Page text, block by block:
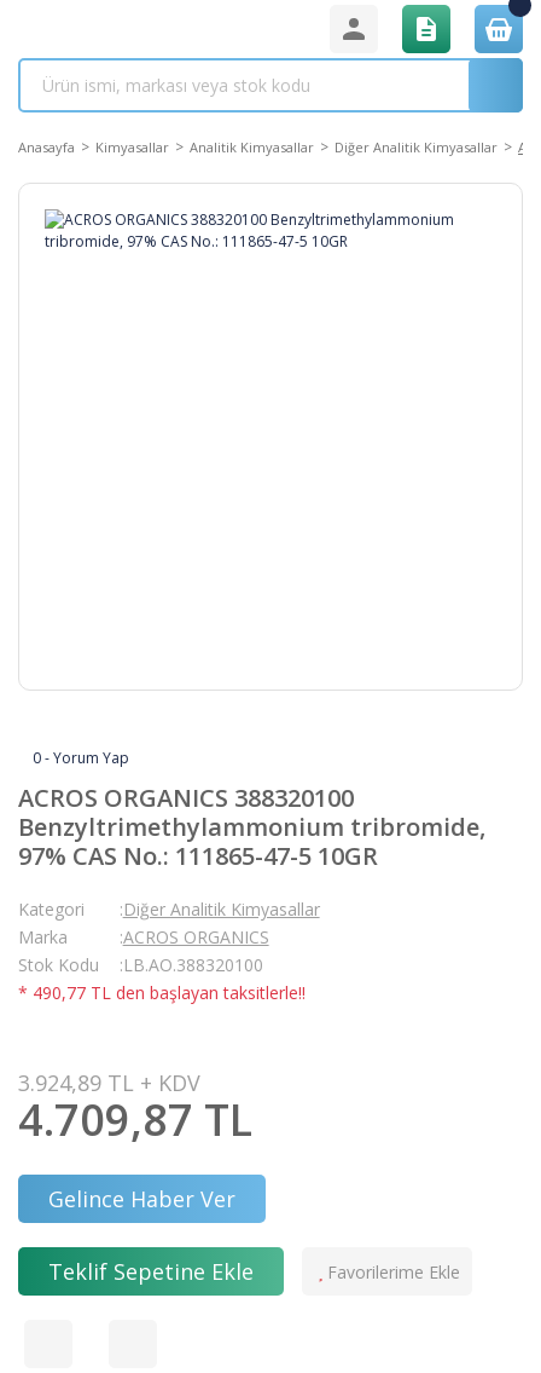
Anasayfa Kimyasallar Analitik Kimyasallar Diğer Analitik Kimyasallar
0 - Yorum Yap
ACROS ORGANICS 388320100
Benzyltrimethylammonium tribromide,
97% CAS No.: 111865-47-5 10GR
Kategori
Diğer Analitik Kimyasallar
Marka
ACROS ORGANICS
Stok Kodu
LB.AO.388320100
* 490,77 TL den başlayan taksitlerle!!
3.924,89 TL + KDV
4.709,87 TL
Gelince Haber Ver
Teklif Sepetine Ekle